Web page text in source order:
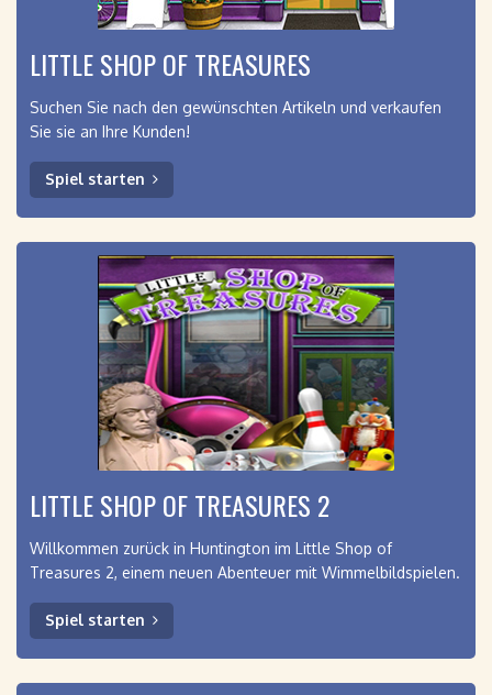
LITTLE SHOP OF TREASURES
Suchen Sie nach den gewünschten Artikeln und verkaufen
Sie sie an Ihre Kunden!
Spiel starten
LITTLE SHOP OF TREASURES 2
Willkommen zurück in Huntington im Little Shop of
Treasures 2, einem neuen Abenteuer mit Wimmelbildspielen.
Spiel starten